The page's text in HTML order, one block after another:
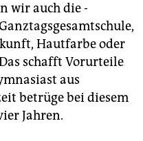
wir auch die
Hautfarbe oder
schafft Vorurteile
aus
betrüge bei diesem
Jahren.